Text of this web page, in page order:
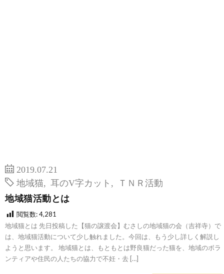
2019.07.21
地域猫
耳のV字カット ＴＮＲ活動
地域猫活動とは
閲覧数:4,281
地域猫とは 先日投稿した【猫の譲渡会】むさしの地域猫の会（吉祥寺）で
は、地域猫活動について少し触れました。今回は、もう少し詳しく解説し
ようと思います。 地域猫とは、もともとは野良猫だった猫を、地域のボラ
ンティアや住民の人たちの協力で不妊・去 […]